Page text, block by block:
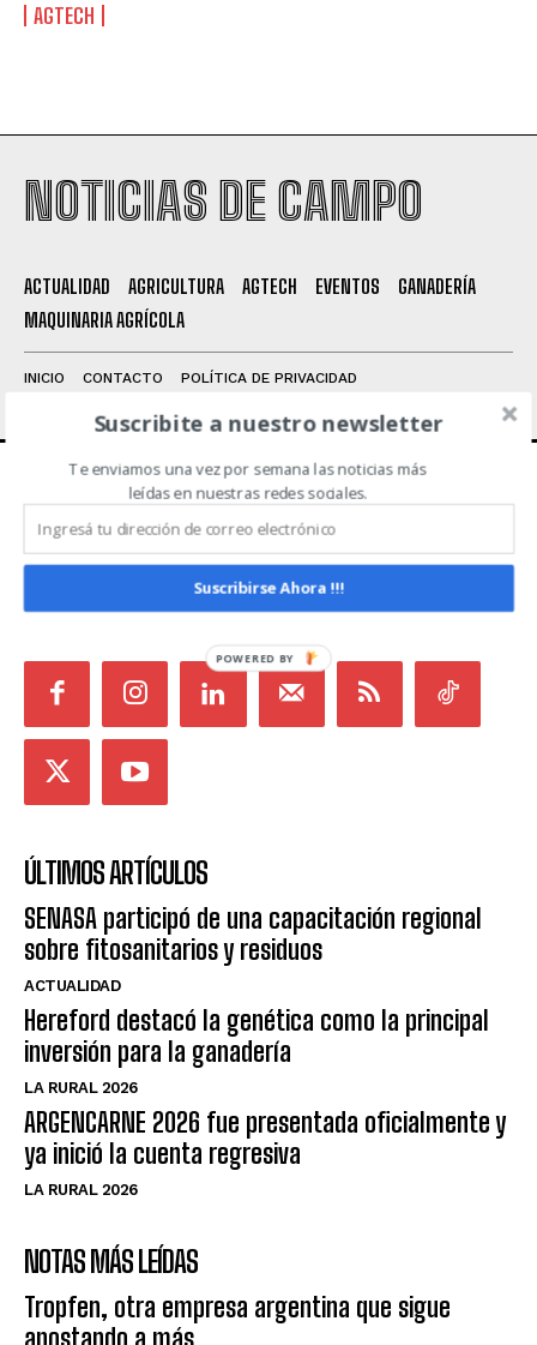
QUIERO SUSCRIBIRME
AGTECH
NOTICIAS DE CAMPO
ACTUALIDAD AGRICULTURA AGTECH EVENTOS
GANADERÍA
MAQUINARIA AGRÍCOLA
INICIO CONTACTO
POLÍTICA DE PRIVACIDAD
ACERCA DE NOSOTROS
Noticias de Campo es un medio independiente
focalizado en Redes Sociales que intenta aglutinar
todas las noticias del sector en un sólo lugar.
ÚLTIMOS ARTÍCULOS
SENASA participó de una capacitación regional
sobre fitosanitarios y residuos
ACTUALIDAD
Hereford destacó la genética como la principal
inversión para la ganadería
LA RURAL 2026
ARGENCARNE 2026 fue presentada oficialmente y
ya inició la cuenta regresiva
LA RURAL 2026
NOTAS MÁS LEÍDAS
Tropfen, otra empresa argentina que sigue
Suscribite a nuestro newsletter
Te enviamos una vez por semana las noticias más
leídas en nuestras redes sociales.
Suscribirse Ahora !!!
POWERED BY